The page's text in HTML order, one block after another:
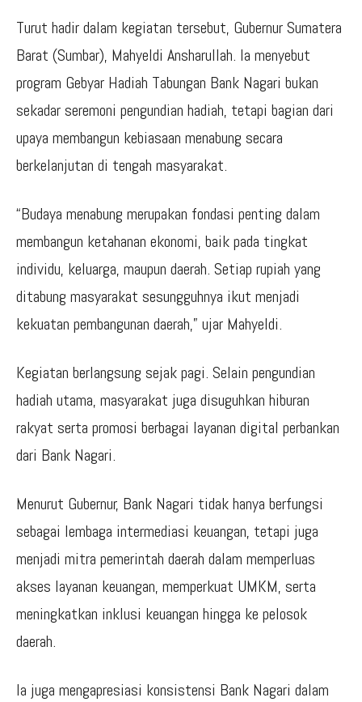
Turut hadir dalam kegiatan tersebut, Gubernur Sumatera
Barat (Sumbar), Mahyeldi Ansharullah. Ia menyebut
program Gebyar Hadiah Tabungan Bank Nagari bukan
sekadar seremoni pengundian hadiah, tetapi bagian dari
upaya membangun kebiasaan menabung secara
berkelanjutan di tengah masyarakat.
“Budaya menabung merupakan fondasi penting dalam
membangun ketahanan ekonomi, baik pada tingkat
individu, keluarga, maupun daerah. Setiap rupiah yang
ditabung masyarakat sesungguhnya ikut menjadi
kekuatan pembangunan daerah,” ujar Mahyeldi.
Kegiatan berlangsung sejak pagi. Selain pengundian
hadiah utama, masyarakat juga disuguhkan hiburan
rakyat serta promosi berbagai layanan digital perbankan
dari Bank Nagari.
Menurut Gubernur, Bank Nagari tidak hanya berfungsi
sebagai lembaga intermediasi keuangan, tetapi juga
menjadi mitra pemerintah daerah dalam memperluas
akses layanan keuangan, memperkuat UMKM, serta
meningkatkan inklusi keuangan hingga ke pelosok
daerah.
Ia juga mengapresiasi konsistensi Bank Nagari dalam